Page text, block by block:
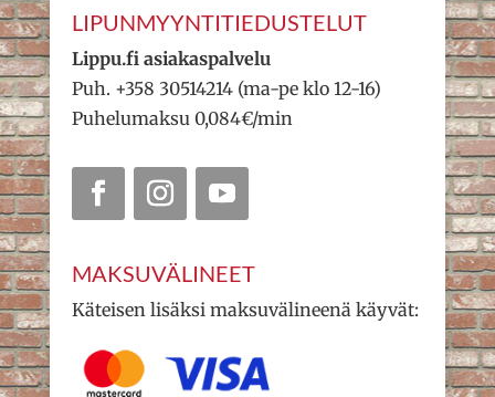
LIPUNMYYNTITIEDUSTELUT
Lippu.fi asiakaspalvelu
Puh. +358 30514214 (ma-pe klo 12-16)
Puhelumaksu 0,084€/min
MAKSUVÄLINEET
Käteisen lisäksi maksuvälineenä käyvät: